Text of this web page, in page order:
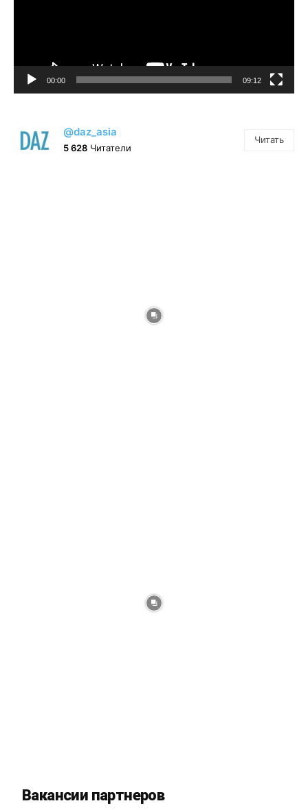
00:00 09:12
@daz_asia
5 628 Читатели
Читать
Вакансии партнеров